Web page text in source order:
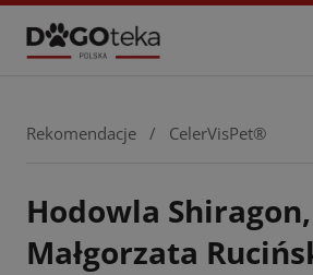
Rekomendacje / CelerVisPet®
Hodowla Shiragon,
Małgorzata